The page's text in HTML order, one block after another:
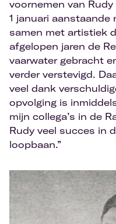
voornemen van
1 januari aanstaande
samen met artistiek
afgelopen jaren de
vaarwater gebracht
verder verstevigd.
veel dank
opvolging is
mijn collega’s in de
Rudy veel succes in
loopbaan.”